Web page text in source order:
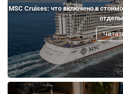
MSC Cruises: что включено в